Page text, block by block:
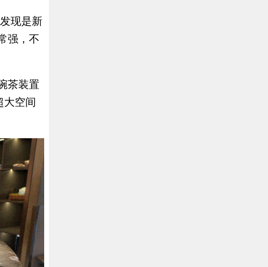
现是新
强，不
茶装置
大空间